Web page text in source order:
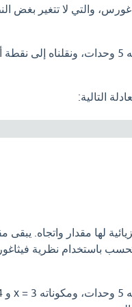
والتي لا تتغير بغض
على سبيل المثال، إذا كان لدينا متجه طوله 5
التالية:
لها مقدار واتجاه. يبقى
باستخدام نظرية